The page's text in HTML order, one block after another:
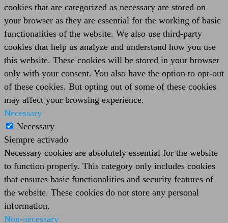
cookies that are categorized as necessary are stored on
your browser as they are essential for the working of basic
functionalities of the website. We also use third-party
cookies that help us analyze and understand how you use
this website. These cookies will be stored in your browser
only with your consent. You also have the option to opt-out
of these cookies. But opting out of some of these cookies
may affect your browsing experience.
Necessary
Necessary
Siempre activado
Necessary cookies are absolutely essential for the website
to function properly. This category only includes cookies
that ensures basic functionalities and security features of
the website. These cookies do not store any personal
information.
Non-necessary